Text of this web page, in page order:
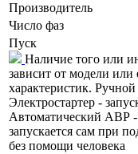
Производитель
Число фаз
Пуск
Наличие того или
зависит от модели или
характеристик. Ручной
Электростартер -
Автоматический АВР -
запускается сам при
без помощи человека